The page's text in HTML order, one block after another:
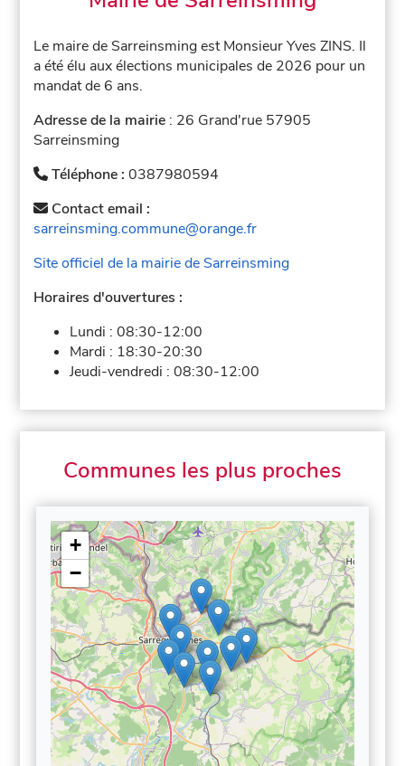
Le maire de Sarreinsming est Monsieur Yves ZINS. Il
a été élu aux élections municipales de 2026 pour un
mandat de 6 ans.
Adresse de la mairie : 26 Grand'rue 57905
Sarreinsming
Téléphone :0387980594
Contact email :
sarreinsming.commune@orange.fr
Site officiel de la mairie de Sarreinsming
Horaires d'ouvertures :
Lundi :08:30-12:00
Mardi : 18:30-20:30
Jeudi-vendredi :08:30-12:00
Communes les plus proches
+
−